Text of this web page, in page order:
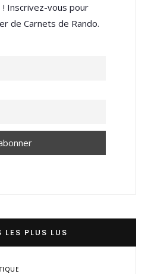
Inscrivez-vous pour
de Carnets de Rando.
LES PLUS LUS